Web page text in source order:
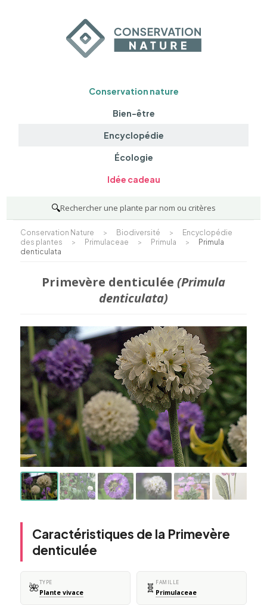
Conservation nature
Bien-être
Encyclopédie
Écologie
Idée cadeau
🔍Rechercher une plante par nom ou critères
Conservation Nature > Biodiversité >
Encyclopédie
des plantes
> Primulaceae > Primula >
Primula
denticulata
Primevère denticulée (Primula
denticulata)
Caractéristiques de la Primevère
denticulée
🌺TYPE
Plante vivace 🧬 FAMILLE
Primulaceae